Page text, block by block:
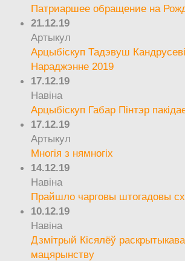
Патриаршее обращение на
21.12.19
Артыкул
Арцыбіскуп Тадэвуш
Нараджэнне 2019
17.12.19
Навіна
Арцыбіскуп Габар Пінтэр
17.12.19
Артыкул
Многія з нямногіх
14.12.19
Навіна
Прайшло чарговы штогадовы
10.12.19
Навіна
Дзмітрый Кісялёў
мацярынству